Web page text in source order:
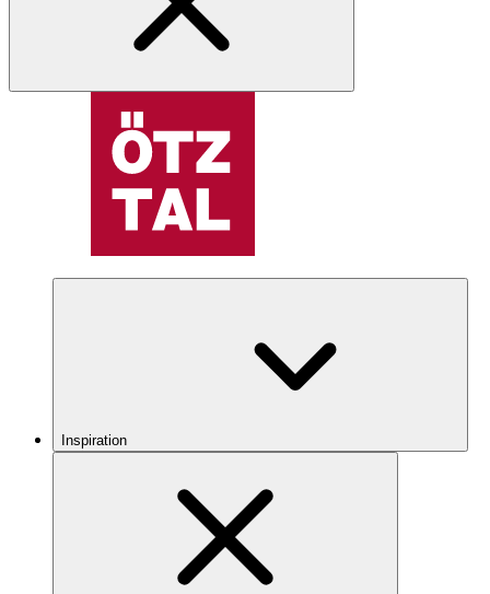
Inspiration